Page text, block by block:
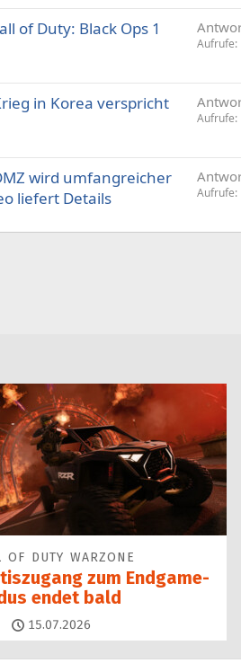
of Duty: Black Ops 1
Aufrufe
in Korea verspricht
Aufrufe
wird umfangreicher
liefert Details
Aufrufe
OF DUTY WARZONE
zum Endgame-
endet bald
Kommentare
15.07.2026